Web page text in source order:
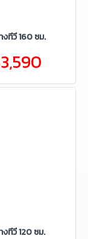
งทีวี 160 ซม.
งทีวี 120 ซม.